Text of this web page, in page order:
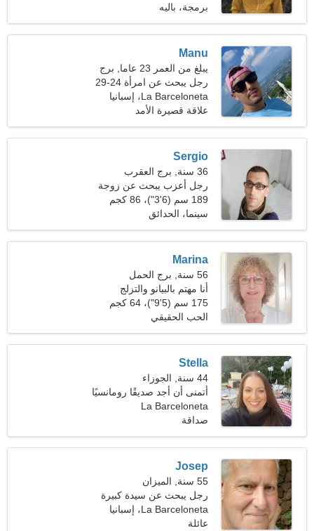
برمجة، باليه
Manu
يبلغ من العمر 23 عاما, برج
الجدي
رجل يبحث عن امرأة 24-29
La Barceloneta، إسبانيا
علاقة قصيرة الأمد
Sergio
36 سنة, برج العقرب
رجل أعزب يبحث عن زوجة
189 سم (6'3")، 86 كجم
(189 رطلا)
سينما، الحدائق
Marina
56 سنة, برج الحمل
أنا مهتم بالبيانو والتزلج
175 سم (5'9")، 64 كجم
(141 رطلا)
الحب الحقيقي
Stella
44 سنة, الجوزاء
أتمنى أن أجد صديقًا رومانسيًا
La Barceloneta
صداقة
Josep
55 سنة, الميزان
رجل يبحث عن سيدة كبيرة
La Barceloneta، إسبانيا
عائلة